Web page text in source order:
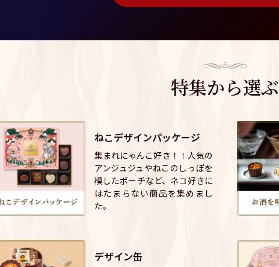
特集から選ぶ
ねこデザインパッケージ
集まれにゃんこ好き！！人気の
アンジュジュやねこのしっぽを
模したポーチなど、ネコ好きに
はたまらない商品を集めまし
た。
デザイン缶